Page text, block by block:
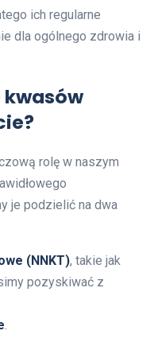
ich regularne
dla ogólnego zdrowia i
kwasów
rolę w naszym
je podzielić na dwa
(NNKT), takie jak
pozyskiwać z